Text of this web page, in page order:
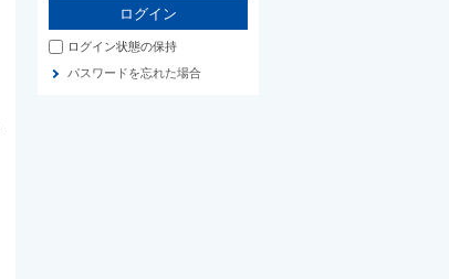
ログイン状態の保持
パスワードを忘れた場合